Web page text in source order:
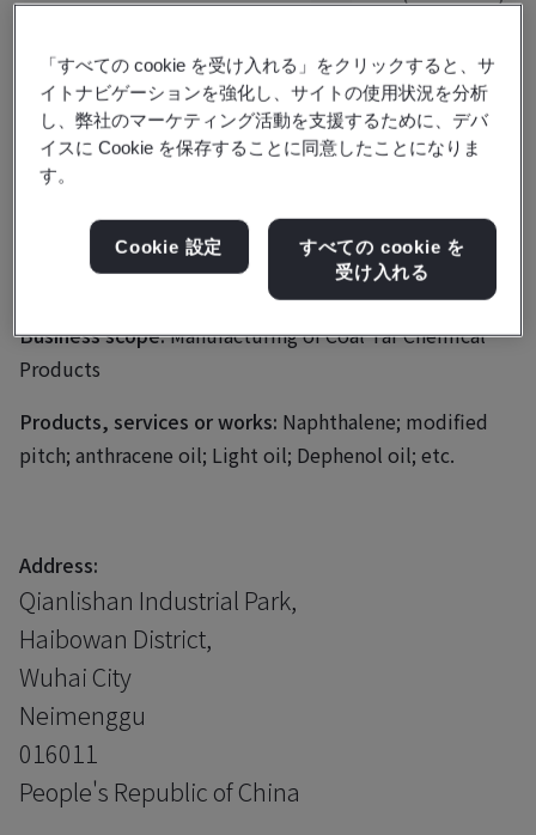
Wuhai Baohua Wanchen
Coal Chemical Co., Ltd
Business scope:Manufacturing of Coal Tar Chemical
Products
Products, services or works: Naphthalene; modified
pitch; anthracene oil; Light oil; Dephenol oil; etc.
Address:
Qianlishan Industrial Park,
Haibowan District,
Wuhai City
Neimenggu
016011
People's Republic of China
「すべての cookie を受け入れる」をクリックすると、サ
イトナビゲーションを強化し、サイトの使用状況を分析
し、弊社のマーケティング活動を支援するために、デバ
イスに Cookie を保存することに同意したことになりま
す。
Cookie 設定
すべての cookie を
受け入れる